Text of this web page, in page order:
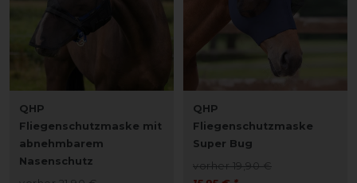
QHP
Fliegenschutzmaske mit
abnehmbarem
Nasenschutz
QHP
Fliegenschutzmaske
Super Bug
vorher 19,90 €